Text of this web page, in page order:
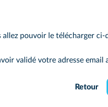
pouvoir le télécharger ci-
validé votre adresse email
Retour